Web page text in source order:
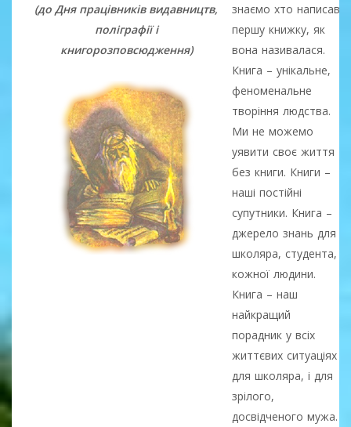
(до Дня працівників видавництв,
поліграфії і
книгорозповсюдження)
знаємо хто написав
першу книжку, як
вона називалася.
Книга – унікальне,
феноменальне
творіння людства.
Ми не можемо
уявити своє життя
без книги. Книги –
наші постійні
супутники. Книга –
джерело знань для
школяра, студента,
кожної людини.
Книга – наш
найкращий
порадник у всіх
життєвих ситуаціях і
для школяра, і для
зрілого,
досвідченого мужа.